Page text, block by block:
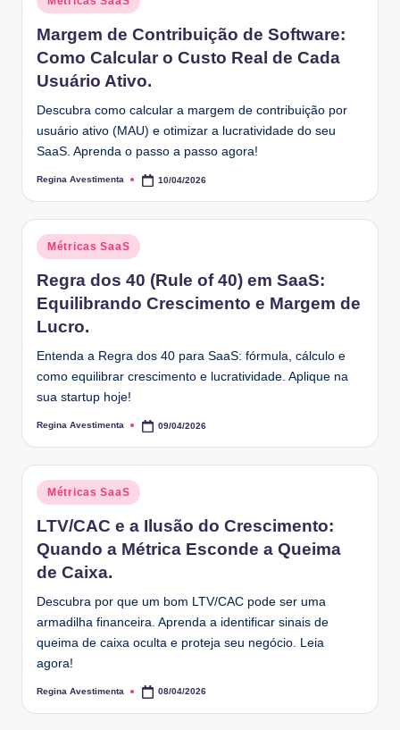
in
Margem de Contribuição de Software:
Como Calcular o Custo Real de Cada
Usuário Ativo.
Descubra como calcular a margem de contribuição por
usuário ativo (MAU) e otimizar a lucratividade do seu
SaaS. Aprenda o passo a passo agora!
Posted
Regina Avestimenta 10/04/2026
Posted
in
Métricas SaaS
Regra dos 40 (Rule of 40) em SaaS:
Equilibrando Crescimento e Margem de
Lucro.
Entenda a Regra dos 40 para SaaS: fórmula, cálculo e
como equilibrar crescimento e lucratividade. Aplique na
sua startup hoje!
Posted
Regina Avestimenta 09/04/2026
Posted
in
Métricas SaaS
LTV/CAC e a Ilusão do Crescimento:
Quando a Métrica Esconde a Queima
de Caixa.
Descubra por que um bom LTV/CAC pode ser uma
armadilha financeira. Aprenda a identificar sinais de
queima de caixa oculta e proteja seu negócio. Leia
agora!
Posted
Regina Avestimenta 08/04/2026